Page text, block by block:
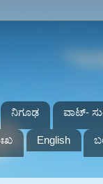
ನಿಗೂಢ ವಾಟ್-
English